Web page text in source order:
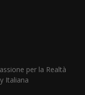
per la Realtà
Italiana